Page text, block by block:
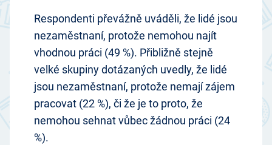
Respondenti převážně uváděli, že lidé jsou
nezaměstnaní, protože nemohou najít
vhodnou práci (49 %). Přibližně stejně
velké skupiny dotázaných uvedly, že lidé
jsou nezaměstnaní, protože nemají zájem
pracovat (22 %), či že je to proto, že
nemohou sehnat vůbec žádnou práci (24
%).